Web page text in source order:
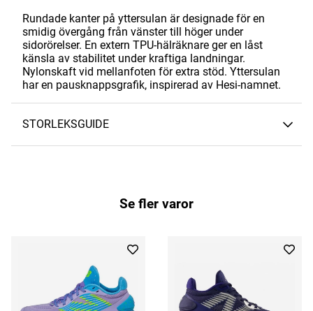
Rundade kanter på yttersulan är designade för en
smidig övergång från vänster till höger under
sidorörelser. En extern TPU-hälräknare ger en låst
känsla av stabilitet under kraftiga landningar.
Nylonskaft vid mellanfoten för extra stöd. Yttersulan
har en pausknappsgrafik, inspirerad av Hesi-namnet.
STORLEKSGUIDE
Se fler varor